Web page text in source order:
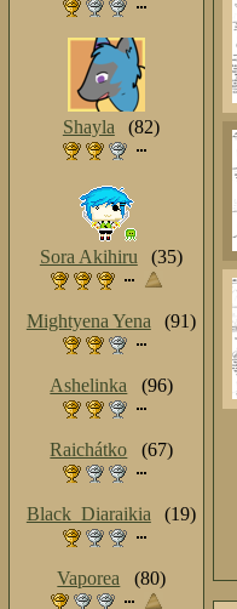
Shayla (82)
Sora Akihiru (35)
Mightyena Yena (91)
Ashelinka (96)
Raichátko (67)
Black_Diaraikia (19)
Vaporea (80)